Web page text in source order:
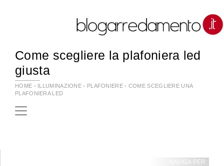
Come scegliere la plafoniera led
giusta
HOME - ILLUMINAZIONE - PLAFONIERE - COME SCEGLIERE UNA
PLAFONIERA LED
NAVIGA PER: